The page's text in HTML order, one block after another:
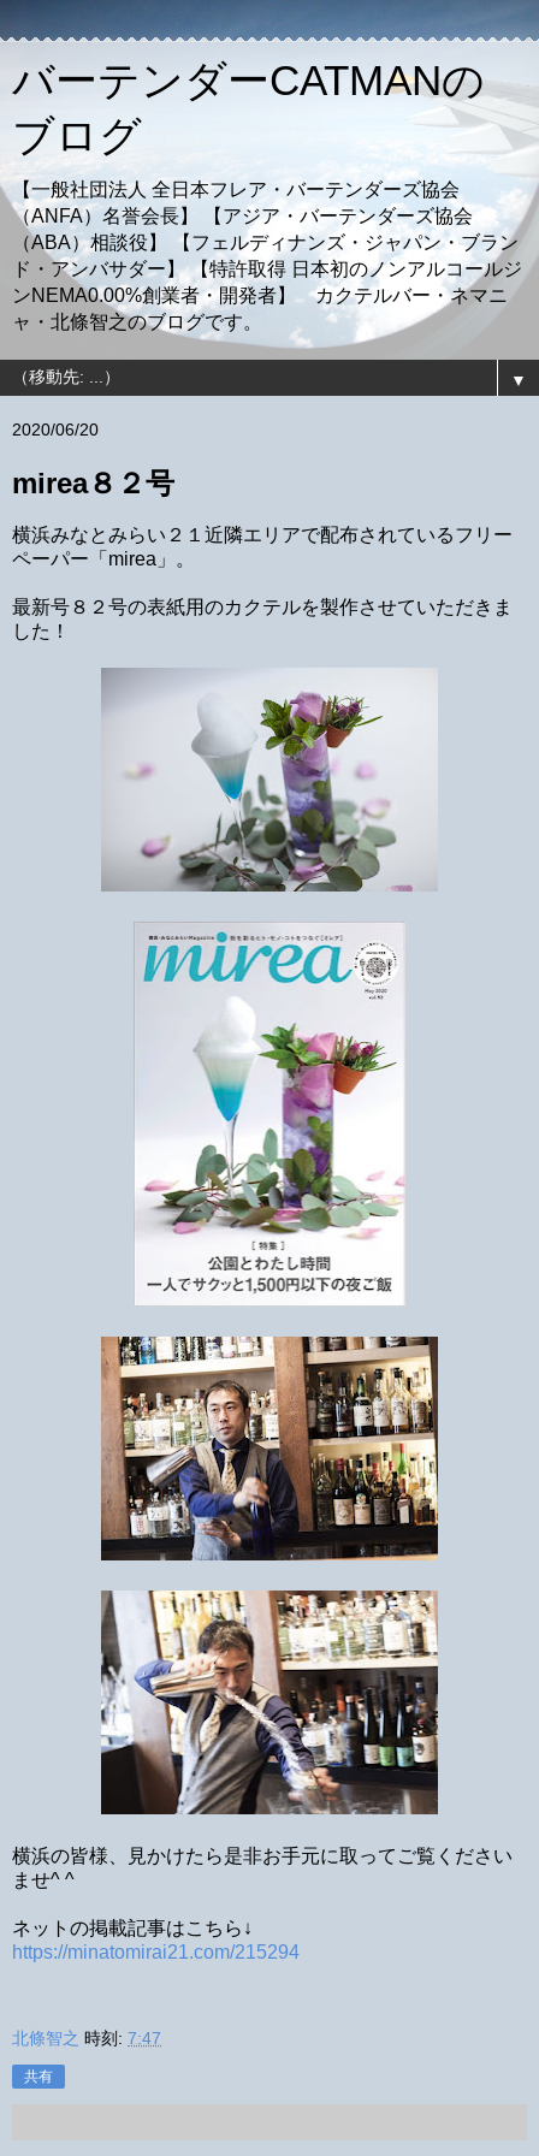
バーテンダーCATMANの
ブログ
【一般社団法人 全日本フレア・バーテンダーズ協会
（ANFA）名誉会長】 【アジア・バーテンダーズ協会
（ABA）相談役】 【フェルディナンズ・ジャパン・ブラン
ド・アンバサダー】 【特許取得 日本初のノンアルコールジ
ンNEMA0.00%創業者・開発者】 カクテルバー・ネマニ
ャ・北條智之のブログです。
▼
2020/06/20
mirea８２号
横浜みなとみらい２１近隣エリアで配布されているフリー
ペーパー「mirea」。
最新号８２号の表紙用のカクテルを製作させていただきま
した！
横浜の皆様、見かけたら是非お手元に取ってご覧ください
ませ^ ^
ネットの掲載記事はこちら↓
https://minatomirai21.com/215294
北條智之 時刻: 7:47
共有